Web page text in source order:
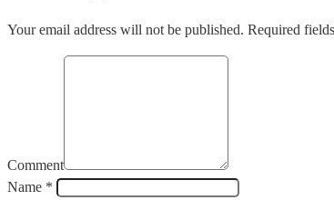
Your email address will not be published. Required
Comment
Name *